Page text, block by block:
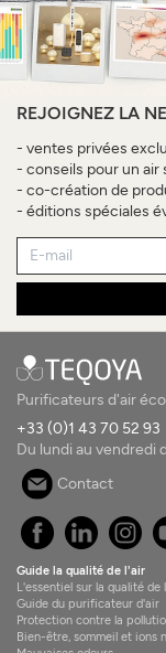
REJOIGNEZ LA
- ventes privées
- conseils pour un air
- co-création de
- éditions spéciales
Purificateurs d'air
+33 (0)1 43 70 52 93
Du lundi au vendredi
Contact
Guide la qualité de l'air
L'essentiel sur la qualité de
Guide du purificateur d'air
Protection contre la
Bien-être, sommeil et ions